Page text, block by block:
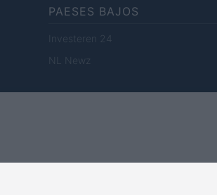
PAESES BAJOS
Investeren 24
NL Newz